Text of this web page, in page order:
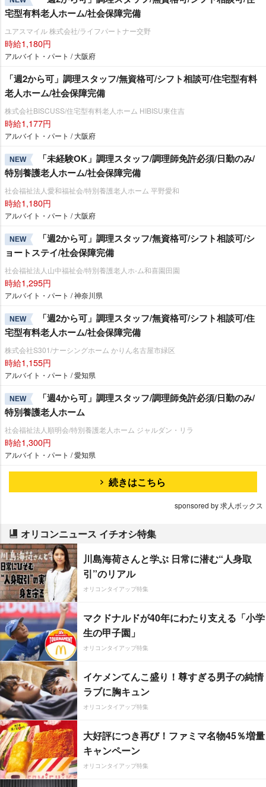
宅型有料老人ホーム/社会保障完備
ユアスマイル 株式会社/ライフパートナー交野
時給1,180円
アルバイト・パート / 大阪府
「週2から可」調理スタッフ/無資格可/シフト相談可/住宅型有料
老人ホーム/社会保障完備
株式会社BISCUSS/住宅型有料老人ホーム HIBISU東住吉
時給1,177円
アルバイト・パート / 大阪府
NEW
「未経験OK」調理スタッフ/調理師免許必須/日勤のみ/
特別養護老人ホーム/社会保障完備
社会福祉法人愛和福祉会/特別養護老人ホーム 平野愛和
時給1,180円
アルバイト・パート / 大阪府
NEW
「週2から可」調理スタッフ/無資格可/シフト相談可/シ
ョートステイ/社会保障完備
社会福祉法人山中福祉会/特別養護老人ホ-ム和喜園田園
時給1,295円
アルバイト・パート / 神奈川県
NEW
「週2から可」調理スタッフ/無資格可/シフト相談可/住
宅型有料老人ホーム/社会保障完備
株式会社S301/ナーシングホーム かりん名古屋市緑区
時給1,155円
アルバイト・パート / 愛知県
NEW
「週4から可」調理スタッフ/調理師免許必須/日勤のみ/
特別養護老人ホーム
社会福祉法人順明会/特別養護老人ホーム ジャルダン・リラ
時給1,300円
アルバイト・パート / 愛知県
続きはこちら
sponsored by 求人ボックス
オリコンニュース イチオシ特集
川島海荷さんと学ぶ 日常に潜む“人身取
引”のリアル
オリコンタイアップ特集
マクドナルドが40年にわたり支える「小学
生の甲子園」
オリコンタイアップ特集
イケメンてんこ盛り！尊すぎる男子の純情
ラブに胸キュン
オリコンタイアップ特集
大好評につき再び！ファミマ名物45％増量
キャンペーン
オリコンタイアップ特集